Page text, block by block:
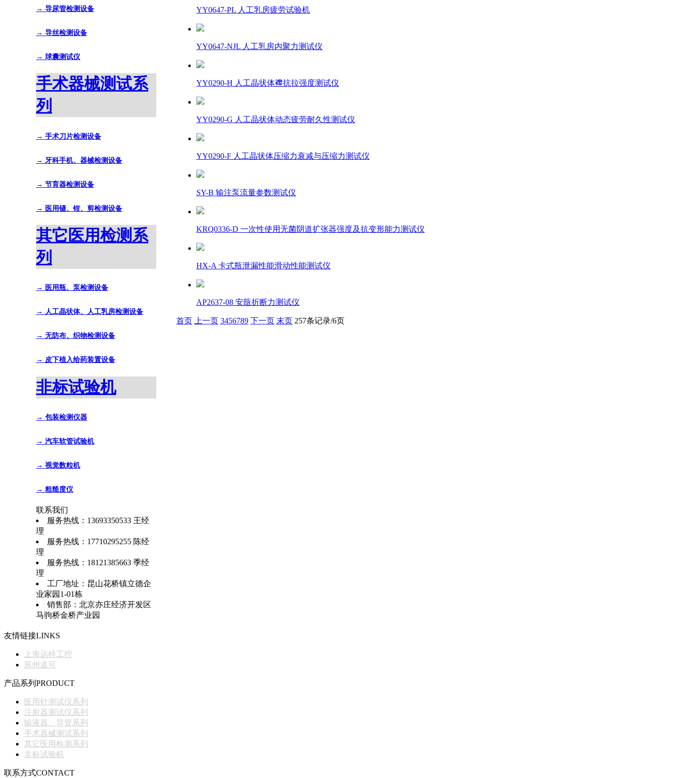
→ 导尿管检测设备
→ 导丝检测设备
→ 球囊测试仪
手术器械测试系
列
→ 手术刀片检测设备
→ 牙科手机、器械检测设备
→ 节育器检测设备
→ 医用镊、钳、剪检测设备
其它医用检测系
列
→ 医用瓶、泵检测设备
→ 人工晶状体、人工乳房检测设备
→ 无防布、织物检测设备
→ 皮下植入给药装置设备
非标试验机
→ 包装检测仪器
→ 汽车软管试验机
→ 视觉数粒机
→ 粗糙度仪
联系我们
服务热线：13693350533 王经
理
服务热线：17710295255 陈经
理
服务热线：18121385663 季经
理
工厂地址：昆山花桥镇立德企
业家园1-01栋
销售部：北京亦庄经济开发区
马驹桥金桥产业园
YY0647-PL 人工乳房疲劳试验机
YY0647-NJL 人工乳房内聚力测试仪
YY0290-H 人工晶状体襻抗拉强度测试仪
YY0290-G 人工晶状体动态疲劳耐久性测试仪
YY0290-F 人工晶状体压缩力衰减与压缩力测试仪
SY-B 输注泵流量参数测试仪
KRQ0336-D 一次性使用无菌阴道扩张器强度及抗变形能力测试仪
HX-A 卡式瓶泄漏性能滑动性能测试仪
AP2637-08 安瓿折断力测试仪
首页 上一页 3456789 下一页 末页 257条记录/6页
友情链接LINKS
上海远梓工控
苏州道可
产品系列 PRODUCT
医用针测试仪系列
注射器测试仪系列
输液器、导管系列
手术器械测试系列
其它医用检测系列
非标试验机
联系方式CONTACT